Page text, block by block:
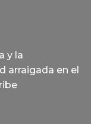
y la
arraigada en el